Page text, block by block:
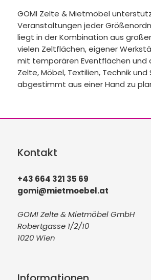
GOMI Zelte & Mietmöbel
Veranstaltungen jeder
liegt in der Kombination aus
vielen Zeltflächen, eigener
mit temporären Eventflächen und
Zelte, Möbel, Textilien, Technik
abgestimmt aus einer Hand zu
Kontakt
+43 664 321 35 69
gomi@mietmoebel.at
GOMI Zelte & Mietmöbel GmbH
Robertgasse 1/2/10
1020 Wien